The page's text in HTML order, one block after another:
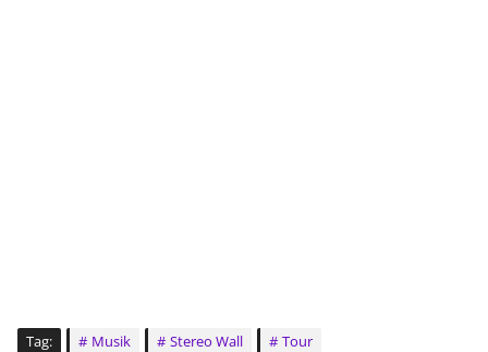
Tag: Musik Stereo Wall Tour